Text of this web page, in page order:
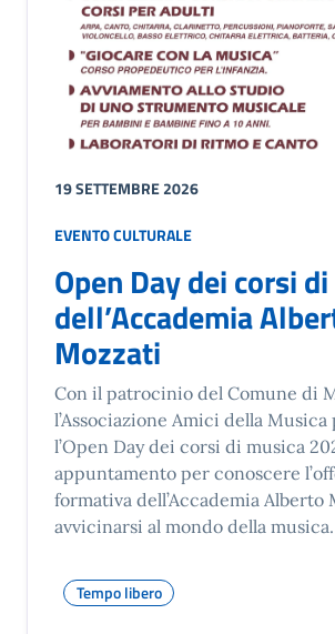
19 SETTEMBRE 2026
EVENTO CULTURALE
Open Day dei corsi
dell’Accademia
Mozzati
Con il patrocinio del Comune di
l’Associazione Amici della Musica
l’Open Day dei corsi di musica
appuntamento per conoscere
formativa dell’Accademia Alberto
avvicinarsi al mondo della musica.
Tempo libero